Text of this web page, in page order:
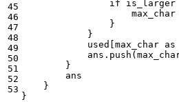
if
is_larger
max_char
}
}
used [max_char as
ans . push (
}
ans
}
}